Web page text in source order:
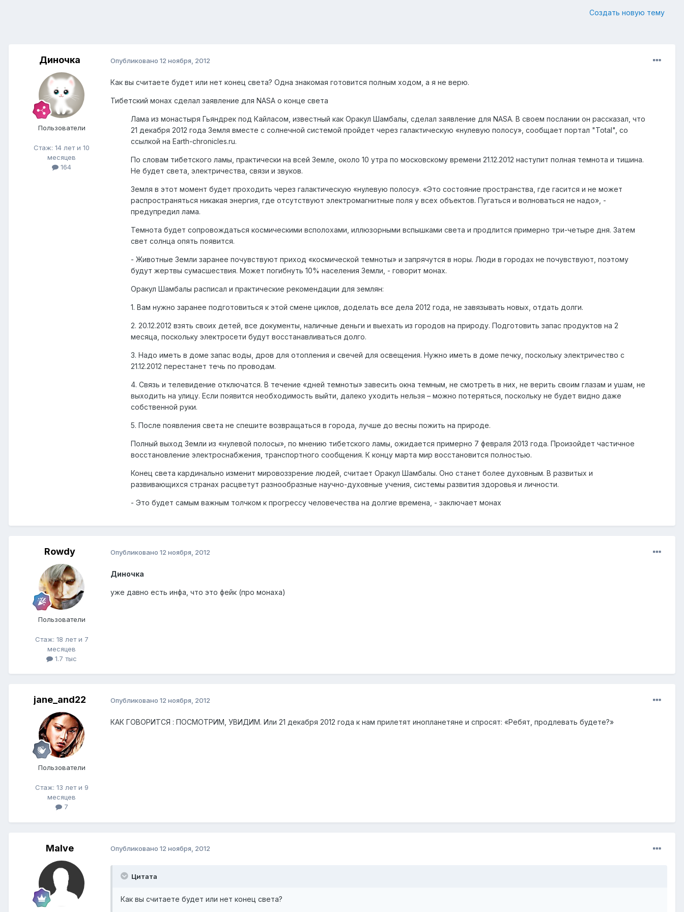
Создать новую тему
Диночка
Пользователи
Стаж: 14 лет и 10
месяцев
164
Опубликовано 12 ноября, 2012
Как вы считаете будет или нет конец света? Одна знакомая готовится полным ходом, а я не верю.
Тибетский монах сделал заявление для NASA о конце света
Лама из монастыря Гьяндрек под Кайласом, известный как Оракул Шамбалы, сделал заявление для NASA. В своем послании он рассказал, что
21 декабря 2012 года Земля вместе с солнечной системой пройдет через галактическую «нулевую полосу», сообщает портал "Total", со
ссылкой на Earth-chronicles.ru.
По словам тибетского ламы, практически на всей Земле, около 10 утра по московскому времени 21.12.2012 наступит полная темнота и тишина.
Не будет света, электричества, связи и звуков.
Земля в этот момент будет проходить через галактическую «нулевую полосу». «Это состояние пространства, где гасится и не может
распространяться никакая энергия, где отсутствуют электромагнитные поля у всех объектов. Пугаться и волноваться не надо», -
предупредил лама.
Темнота будет сопровождаться космическими всполохами, иллюзорными вспышками света и продлится примерно три-четыре дня. Затем
свет солнца опять появится.
- Животные Земли заранее почувствуют приход «космической темноты» и запрячутся в норы. Люди в городах не почувствуют, поэтому
будут жертвы сумасшествия. Может погибнуть 10% населения Земли, - говорит монах.
Оракул Шамбалы расписал и практические рекомендации для землян:
1. Вам нужно заранее подготовиться к этой смене циклов, доделать все дела 2012 года, не завязывать новых, отдать долги.
2. 20.12.2012 взять своих детей, все документы, наличные деньги и выехать из городов на природу. Подготовить запас продуктов на 2
месяца, поскольку электросети будут восстанавливаться долго.
3. Надо иметь в доме запас воды, дров для отопления и свечей для освещения. Нужно иметь в доме печку, поскольку электричество с
21.12.2012 перестанет течь по проводам.
4. Связь и телевидение отключатся. В течение «дней темноты» завесить окна темным, не смотреть в них, не верить своим глазам и ушам, не
выходить на улицу. Если появится необходимость выйти, далеко уходить нельзя – можно потеряться, поскольку не будет видно даже
собственной руки.
5. После появления света не спешите возвращаться в города, лучше до весны пожить на природе.
Полный выход Земли из «нулевой полосы», по мнению тибетского ламы, ожидается примерно 7 февраля 2013 года. Произойдет частичное
восстановление электроснабжения, транспортного сообщения. К концу марта мир восстановится полностью.
Конец света кардинально изменит мировоззрение людей, считает Оракул Шамбалы. Оно станет более духовным. В развитых и
развивающихся странах расцветут разнообразные научно-духовные учения, системы развития здоровья и личности.
- Это будет самым важным толчком к прогрессу человечества на долгие времена, - заключает монах
Rowdy
Пользователи
Стаж: 18 лет и 7
месяцев
1.7 тыс
Опубликовано 12 ноября, 2012
Диночка
уже давно есть инфа, что это фейк (про монаха)
jane_and22
Пользователи
Стаж: 13 лет и 9
месяцев
7
Опубликовано 12 ноября, 2012
КАК ГОВОРИТСЯ : ПОСМОТРИМ, УВИДИМ. Или 21 декабря 2012 года к нам прилетят инопланетяне и спросят: «Ребят, продлевать будете?»
Malve Опубликовано 12 ноября, 2012
Цитата
Как вы считаете будет или нет конец света?